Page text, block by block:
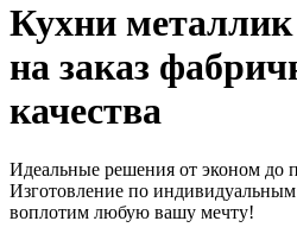
Кухни металлик
на заказ
качества
Идеальные решения от эконом до
Изготовление по
воплотим любую вашу мечту!